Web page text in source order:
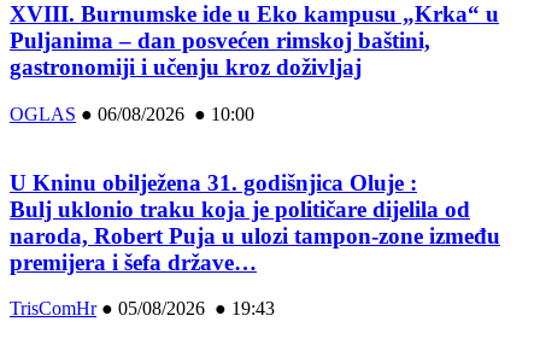
XVIII. Burnumske ide u Eko kampusu „Krka“ u
Puljanima – dan posvećen rimskoj baštini,
gastronomiji i učenju kroz doživljaj
OGLAS ● 06/08/2026 ● 10:00
U Kninu obilježena 31. godišnjica Oluje :
Bulj uklonio traku koja je političare dijelila od
naroda, Robert Puja u ulozi tampon-zone između
premijera i šefa države…
TrisComHr● 05/08/2026 ● 19:43